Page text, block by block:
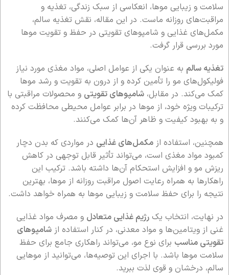
سلامت و زیبایی موها، انعکاسی از سبک زندگی، تغذیه و
مراقبت‌های روزانه ماست. در این مقاله، نقش تغذیه سالم،
مکمل‌های غذایی و شامپوهای تقویتی در حفظ و تقویت موها
مورد بررسی قرار گرفت.
تغذیه سالم به عنوان یکی از عوامل اصلی، مواد مغذی مورد نیاز
فولیکول‌های مو را تأمین کرده و از درون به تقویت و رشد موها
کمک می‌کند. در مقابل، شامپوهای تقویتی و محصولات مراقبتی با
ترکیبات ویژه خود، از موها در برابر عوامل محیطی محافظت کرده
و به بهبود کیفیت و ظاهر آن‌ها کمک می‌کنند.
همچنین، استفاده از مکمل‌های غذایی در مواردی که بدن دچار
کمبود مواد مغذی است، می‌تواند تأثیر قابل توجهی در کاهش
ریزش مو و افزایش استحکام آن‌ها داشته باشد. ترکیب این
راهکارها به همراه رعایت اصول مراقبت روزانه از موها، بهترین
نتیجه را برای حفظ سلامت و زیبایی موها به همراه خواهد داشت.
در نهایت، انتخاب یک رژیم غذایی متعادل و مصرف مواد غذایی
غنی از ویتامین‌ها و مواد معدنی، در کنار استفاده از شامپوهای
تقویتی مناسب برای نوع مو، می‌تواند راهکاری جامع برای حفظ
سلامت موها باشد. با اجرای این توصیه‌ها، می‌توانید از موهایی
سالم، درخشان و قوی لذت ببرید.